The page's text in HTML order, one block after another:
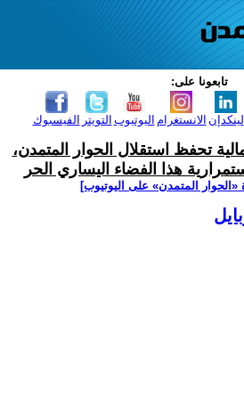
تابعونا على:
الفيسبوك التويتر اليوتيوب الانستغرام لينكدإن
تحفظ استقلال الحوار المتمدن،
هذا الفضاء اليساري الحر
المتمدن» على اليوتيوب]